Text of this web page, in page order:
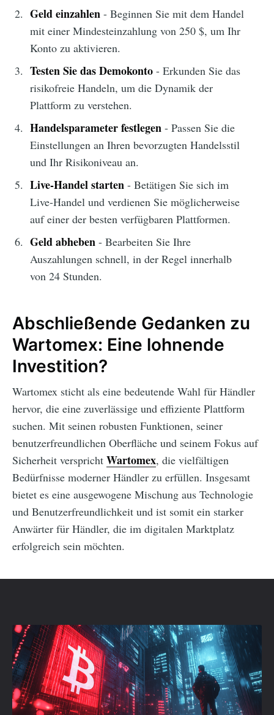
Geld einzahlen- Beginnen Sie mit dem Handel
mit einer Mindesteinzahlung von 250 $, um Ihr
Konto zu aktivieren.
Testen Sie das Demokonto- Erkunden Sie das
risikofreie Handeln, um die Dynamik der
Plattform zu verstehen.
Handelsparameter festlegen- Passen Sie die
Einstellungen an Ihren bevorzugten Handelsstil
und Ihr Risikoniveau an.
Live-Handel starten- Betätigen Sie sich im
Live-Handel und verdienen Sie möglicherweise
auf einer der besten verfügbaren Plattformen.
Geld abheben- Bearbeiten Sie Ihre
Auszahlungen schnell, in der Regel innerhalb
von 24 Stunden.
Abschließende Gedanken zu
Wartomex: Eine lohnende
Investition?
Wartomex sticht als eine bedeutende Wahl für Händler
hervor, die eine zuverlässige und effiziente Plattform
suchen. Mit seinen robusten Funktionen, seiner
benutzerfreundlichen Oberfläche und seinem Fokus auf
Sicherheit verspricht Wartomex, die vielfältigen
Bedürfnisse moderner Händler zu erfüllen. Insgesamt
bietet es eine ausgewogene Mischung aus Technologie
und Benutzerfreundlichkeit und ist somit ein starker
Anwärter für Händler, die im digitalen Marktplatz
erfolgreich sein möchten.